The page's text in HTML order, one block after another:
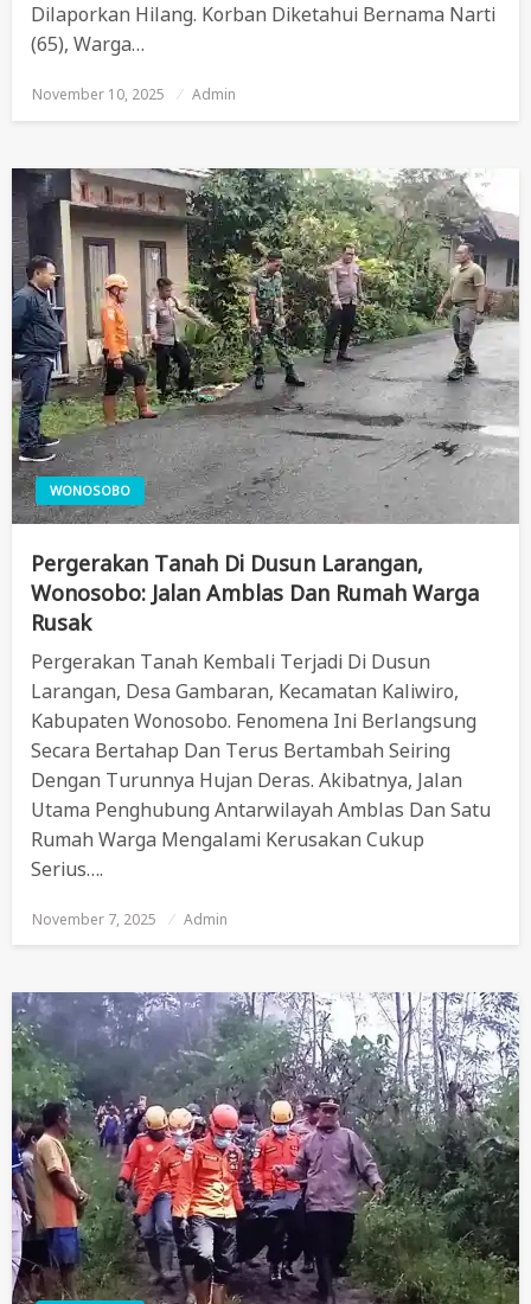
Dilaporkan Hilang. Korban Diketahui Bernama Narti
(65), Warga…
Posted
November 10, 2025 Admin
WONOSOBO
Pergerakan Tanah Di Dusun Larangan,
Wonosobo: Jalan Amblas Dan Rumah Warga
Rusak
Pergerakan Tanah Kembali Terjadi Di Dusun
Larangan, Desa Gambaran, Kecamatan Kaliwiro,
Kabupaten Wonosobo. Fenomena Ini Berlangsung
Secara Bertahap Dan Terus Bertambah Seiring
Dengan Turunnya Hujan Deras. Akibatnya, Jalan
Utama Penghubung Antarwilayah Amblas Dan Satu
Rumah Warga Mengalami Kerusakan Cukup
Serius….
Posted
November 7, 2025 Admin